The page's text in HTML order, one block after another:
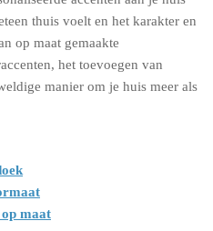
thuis voelt en het karakter en
op maat gemaakte
het toevoegen van
manier om je huis meer als
maat